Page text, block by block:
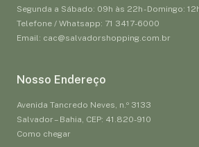
Segunda a Sábado: 09h às 22h - Domingo:
Telefone / Whatsapp: 71 3417-6000
Email: cac@salvadorshopping.com.br
Nosso Endereço
Avenida Tancredo Neves, n.º 3133
Salvador – Bahia, CEP: 41.820-910
Como chegar